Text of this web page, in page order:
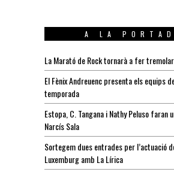
A LA
La Marató de Rock tornarà a fer
El Fènix Andreuenc presenta els equips
temporada
Estopa, C. Tangana i Nathy Peluso faran
Narcís Sala
Sortegem dues entrades per l’actuació
Luxemburg amb La Lírica